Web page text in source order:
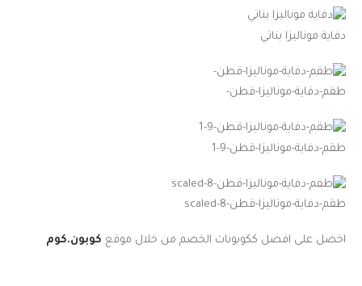
دفاية موناليزا بناتي
طقم-دفاية-موناليزا-قطن-
طقم-دفاية-موناليزا-قطن-9-1
طقم-دفاية-موناليزا-قطن-8-scaled
اخضل على افضل ككوبونات الخصم من خلال موقع كوبون.كوم